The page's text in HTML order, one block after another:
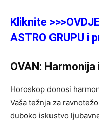
Kliknite
ASTRO GRUPU i
OVAN:
Horoskop donosi
Vaša težnja za
duboko iskustvo